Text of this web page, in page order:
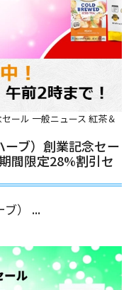
ール 一般ニュース 紅茶＆
ブ）創業記念セー
間限定28%割引セ
） ...